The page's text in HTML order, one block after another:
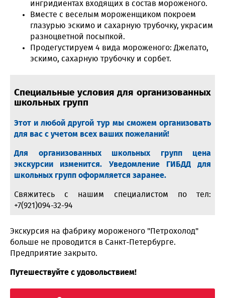
ингридиентах входящих в состав мороженого.
Вместе с веселым мороженщиком покроем
глазурью эскимо и сахарную трубочку, украсим
разноцветной посыпкой.
Продегустируем 4 вида мороженого: Джелато,
эскимо, сахарную трубочку и сорбет.
Специальные условия для организованных
школьных групп
Этот и любой другой тур мы сможем организовать
для вас с учетом всех ваших пожеланий!
Для организованных школьных групп цена
экскурсии изменится. Уведомление ГИБДД для
школьных групп оформляется заранее.
Свяжитесь с нашим специалистом по тел:
+7(921)094-32-94
Экскурсия на фабрику мороженого "Петрохолод"
больше не проводится в Санкт-Петербурге.
Предприятие закрыто.
Путешествуйте с удовольствием!